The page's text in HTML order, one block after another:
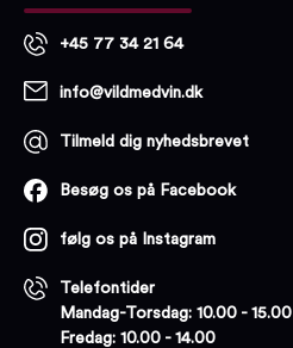
+45 77 34 21 64
info@vildmedvin.dk
Tilmeld dig nyhedsbrevet
Besøg os på Facebook
følg os på Instagram
Telefontider
Mandag-Torsdag: 10.00 - 15.00
Fredag: 10.00 - 14.00